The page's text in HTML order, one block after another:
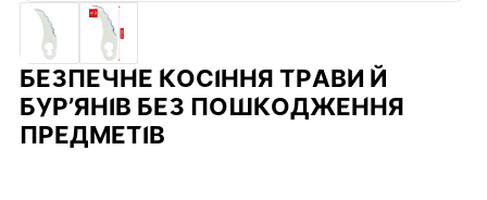
БЕЗПЕЧНЕ КОСІННЯ ТРАВИ Й
БУР’ЯНІВ БЕЗ ПОШКОДЖЕННЯ
ПРЕДМЕТІВ